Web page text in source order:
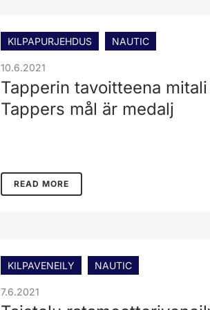
KILPAPURJEHDUS NAUTIC
10.6.2021
Tapperin tavoitteena mitali
Tappers mål är medalj
READ MORE
KILPAVENEILY NAUTIC
7.6.2021